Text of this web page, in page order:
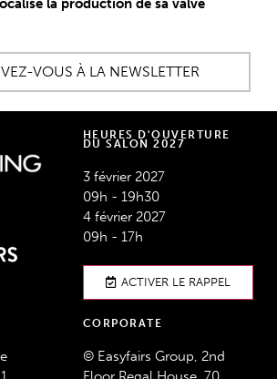
la production de sa valve
VOUS À LA NEWSLETTER
HEURES D'OUVERTURE
DU SALON 2027
3 février 2027
09h - 19h30
4 février 2027
09h - 17h
ACTIVER LE RAPPEL
CORPORATE
© Easyfairs Group, 2nd